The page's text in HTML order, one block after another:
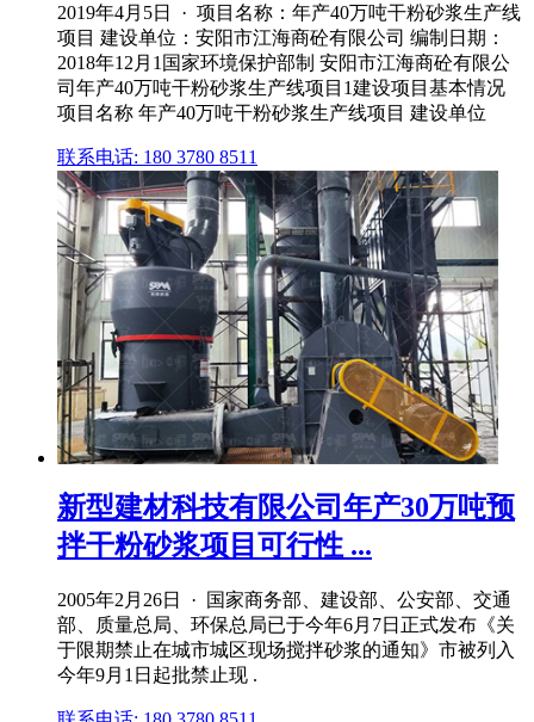
2019年4月5日 · 项目名称：年产40万吨干粉砂浆生产线
项目 建设单位：安阳市江海商砼有限公司 编制日期：
2018年12月1国家环境保护部制 安阳市江海商砼有限公
司年产40万吨干粉砂浆生产线项目1建设项目基本情况
项目名称 年产40万吨干粉砂浆生产线项目 建设单位
联系电话: 180 3780 8511
新型建材科技有限公司年产30万吨预
拌干粉砂浆项目可行性 ...
2005年2月26日 · 国家商务部、建设部、公安部、交通
部、质量总局、环保总局已于今年6月7日正式发布《关
于限期禁止在城市城区现场搅拌砂浆的通知》市被列入
今年9月1日起批禁止现 .